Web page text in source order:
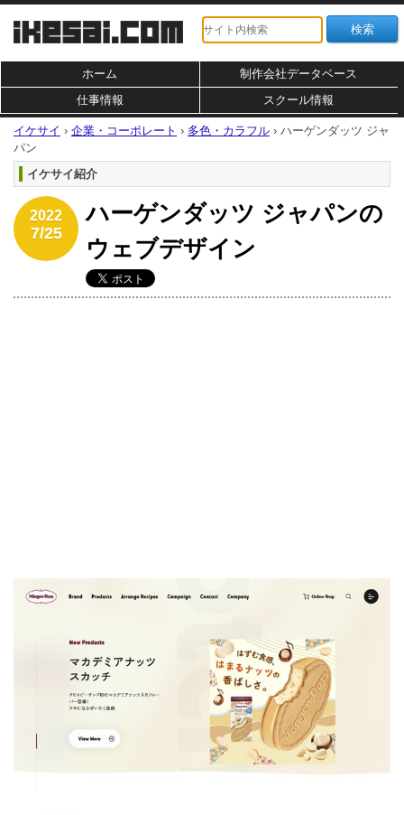
ホーム
制作会社データベース
仕事情報
スクール情報
イケサイ › 企業・コーポレート › 多色・カラフル › ハーゲンダッツ ジャ
パン
イケサイ紹介
2022
7/25
ハーゲンダッツ ジャパンの
ウェブデザイン